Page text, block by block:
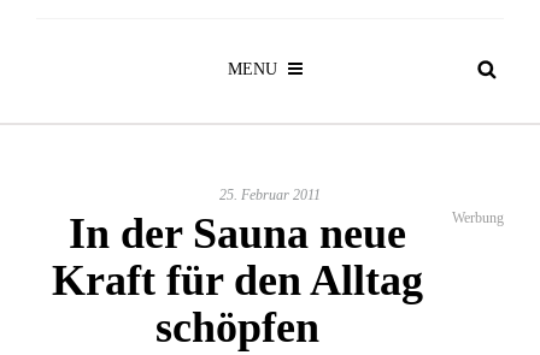
MENU
25. Februar 2011
In der Sauna neue
Kraft für den Alltag
schöpfen
Werbung